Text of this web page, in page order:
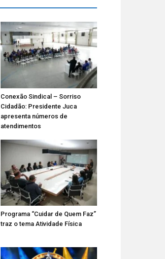
Conexão Sindical – Sorriso
Cidadão: Presidente Juca
apresenta números de
atendimentos
Programa “Cuidar de Quem Faz”
traz o tema Atividade Física